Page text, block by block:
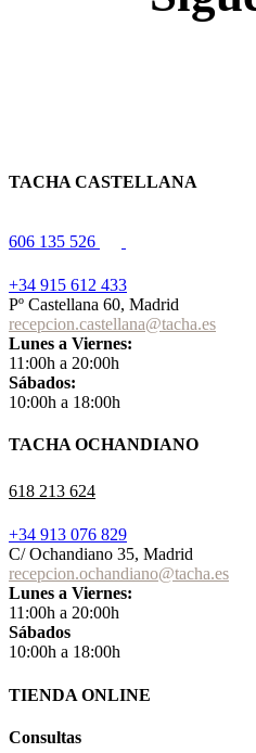
TACHA CASTELLANA
606 135 526
+34 915 612 433
Pº Castellana 60, Madrid
recepcion.castellana@tacha.es
Lunes a Viernes:
11:00h a 20:00h
Sábados:
10:00h a 18:00h
TACHA OCHANDIANO
618 213 624
+34 913 076 829
C/ Ochandiano 35, Madrid
recepcion.ochandiano@tacha.es
Lunes a Viernes:
11:00h a 20:00h
Sábados
10:00h a 18:00h
TIENDA ONLINE
Consultas